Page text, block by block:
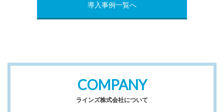
導入事例一覧へ
COMPANY
ラインズ株式会社について